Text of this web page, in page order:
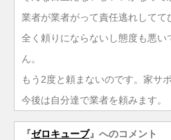
業者が業者がって責任逃れしてて
全く頼りにならないし態度も悪
ん。
もう2度と頼まないのです。家サ
今後は自分達で業者を頼みます。
『ゼロキューブ』へのコメント